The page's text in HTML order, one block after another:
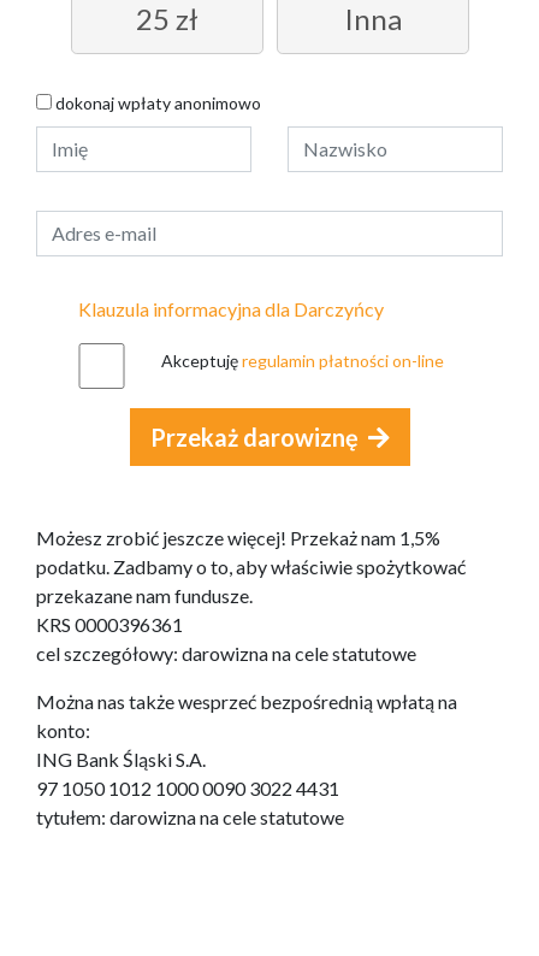
25 zł Inna
dokonaj wpłaty anonimowo
Klauzula informacyjna dla Darczyńcy
Akceptujęregulamin płatności on-line
Przekaż darowiznę
Możesz zrobić jeszcze więcej! Przekaż nam 1,5%
podatku. Zadbamy o to, aby właściwie spożytkować
przekazane nam fundusze.
KRS 0000396361
cel szczegółowy: darowizna na cele statutowe
Można nas także wesprzeć bezpośrednią wpłatą na
konto:
ING Bank Śląski S.A.
97 1050 1012 1000 0090 3022 4431
tytułem: darowizna na cele statutowe